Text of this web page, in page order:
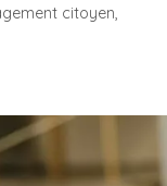
citoyen,